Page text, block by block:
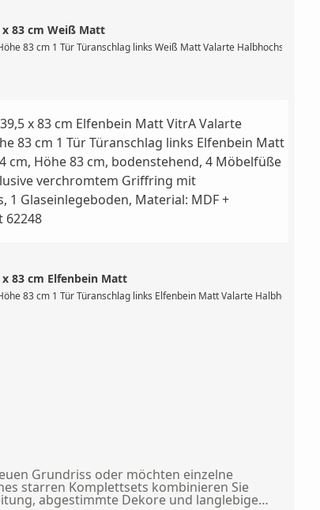
Staufach mit Klappdeckel, wandhängend, ohne Füße, optional
83 cm Weiß Matt
83 cm 1 Tür Türanschlag links Weiß Matt Valarte
integriert, mit 1 Tür (Softclose) inklusive verchromtem
83 cm Elfenbein Matt
83 cm 1 Tür Türanschlag links Elfenbein Matt Valarte
Grundriss oder möchten einzelne
starren Komplettsets kombinieren Sie
abgestimmte Dekore und langlebige